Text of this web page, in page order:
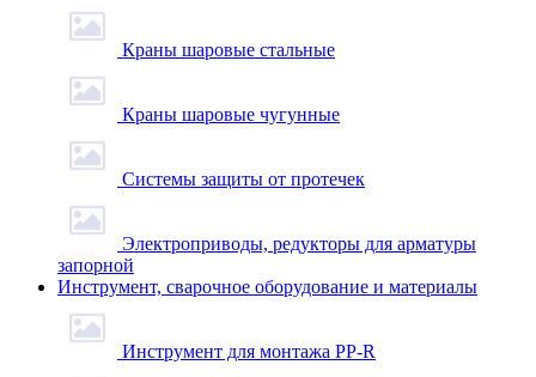
Краны шаровые стальные
Краны шаровые чугунные
Системы защиты от протечек
Электроприводы, редукторы для арматуры
запорной
Инструмент, сварочное оборудование и материалы
Инструмент для монтажа PP-R